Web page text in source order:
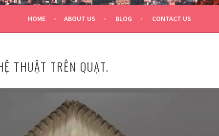
HOME ABOUT US BLOG CONTACT US
THUẬT TRÊN QUẠT.